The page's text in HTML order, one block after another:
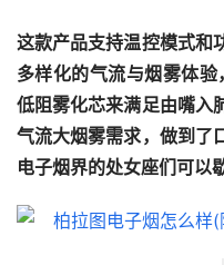
这款产品支持温控模式和
多样化的气流与烟雾体
低阻雾化芯来满足由嘴入
气流大烟雾需求，做到了
电子烟界的处女座们可以